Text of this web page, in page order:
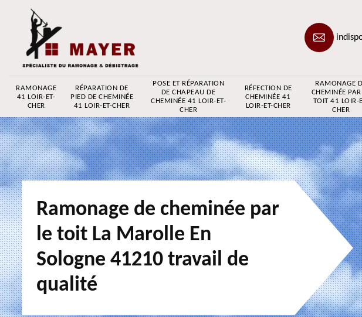
RAMONAGE
41 LOIR-ET-
CHER
RÉPARATION DE
PIED DE CHEMINÉE
41 LOIR-ET-CHER
POSE ET RÉPARATION
DE CHAPEAU DE
CHEMINÉE 41 LOIR-ET-
CHER
RÉFECTION DE
CHEMINÉE 41
LOIR-ET-CHER
RAMONAGE
CHEMINÉE PAR
TOIT 41 LOIR-
CHER
Ramonage de cheminée par
le toit La Marolle En
Sologne 41210 travail de
qualité